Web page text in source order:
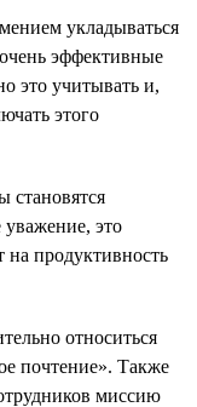
укладываться
эффективные
это учитывать и,
этого
становятся
это
продуктивность
относиться
почтение». Также
миссию